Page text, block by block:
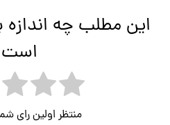
این مطلب چه اندازه
منتظر اولین رای